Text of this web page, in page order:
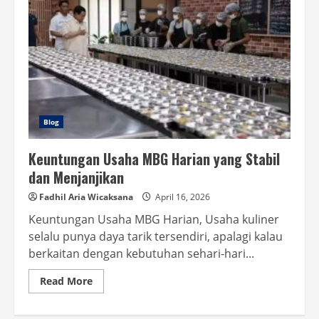
Blog
Keuntungan Usaha MBG Harian yang Stabil
dan Menjanjikan
Fadhil Aria Wicaksana April 16, 2026
Keuntungan Usaha MBG Harian, Usaha kuliner
selalu punya daya tarik tersendiri, apalagi kalau
berkaitan dengan kebutuhan sehari-hari...
Read MoreRead
more